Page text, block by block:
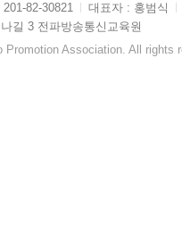
82-30821 대표자 : 홍범식
길 3 전파방송통신교육원
Association. All rights